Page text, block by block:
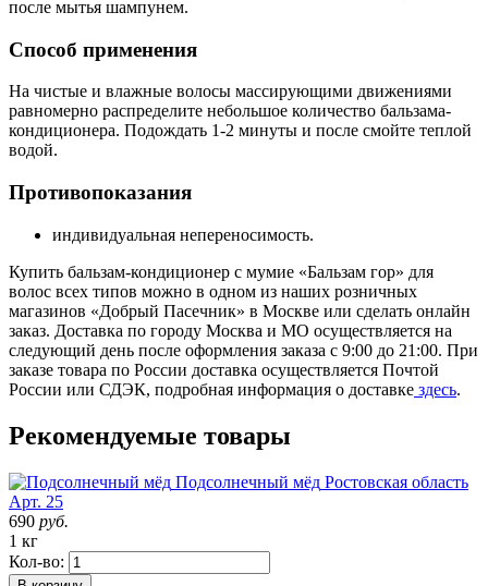
после мытья шампунем.
Способ применения
На чистые и влажные волосы массирующими движениями
равномерно распределите небольшое количество бальзама-
кондиционера. Подождать 1-2 минуты и после смойте теплой
водой.
Противопоказания
индивидуальная непереносимость.
Купить бальзам-кондиционер с мумие «Бальзам гор» для
волос всех типов можно в одном из наших розничных
магазинов «Добрый Пасечник» в Москве или сделать онлайн
заказ. Доставка по городу Москва и МО осуществляется на
следующий день после оформления заказа с 9:00 до 21:00. При
заказе товара по России доставка осуществляется Почтой
России или СДЭК, подробная информация о доставке здесь.
Рекомендуемые товары
Подсолнечный мёд Ростовская область
Арт. 25
690 руб.
1 кг
Кол-во: